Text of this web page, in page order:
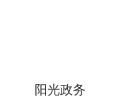
阳光政务